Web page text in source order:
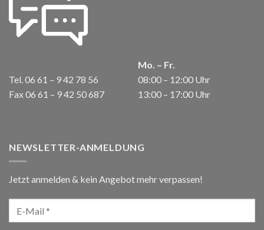
Tel. 06 61 – 9 42 78 56
Fax 06 61 – 9 42 50 687
Mo. – Fr.
08:00 – 12:00 Uhr
13:00 – 17:00 Uhr
NEWSLETTER-ANMELDUNG
Jetzt anmelden & kein Angebot mehr verpassen!